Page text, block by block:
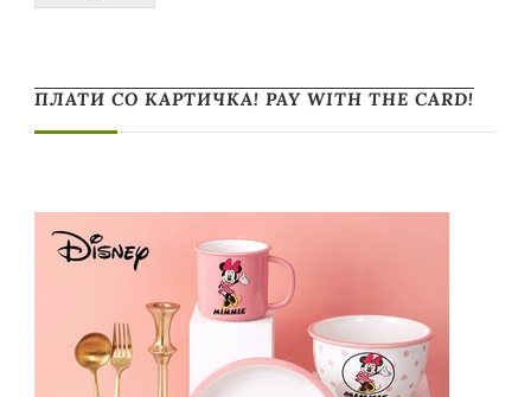
ПЛАТИ СО КАРТИЧКА! PAY WITH THE CARD!